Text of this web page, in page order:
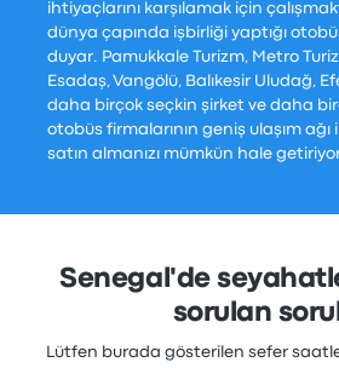
ihtiyaçlarını karşılamak için
dünya çapında işbirliği yaptığı
duyar. Pamukkale Turizm, Metro
Esadaş, Vangölü, Balıkesir Uludağ,
daha birçok seçkin şirket ve daha
otobüs firmalarının geniş ulaşım
satın almanızı mümkün hale
Senegal'de
sorulan
Lütfen burada gösterilen sefer